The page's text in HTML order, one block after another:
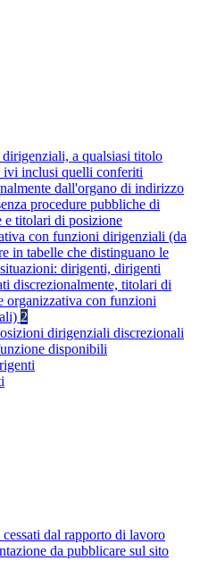
a qualsiasi titolo
ivi inclusi quelli conferiti
dall'organo di indirizzo
procedure pubbliche di
e titolari di posizione
con funzioni dirigenziali (da
in tabelle che distinguano le
dirigenti, dirigenti
discrezionalmente, titolari di
organizzativa con funzioni
2
dirigenziali discrezionali
disponibili
dal rapporto di lavoro
da pubblicare sul sito